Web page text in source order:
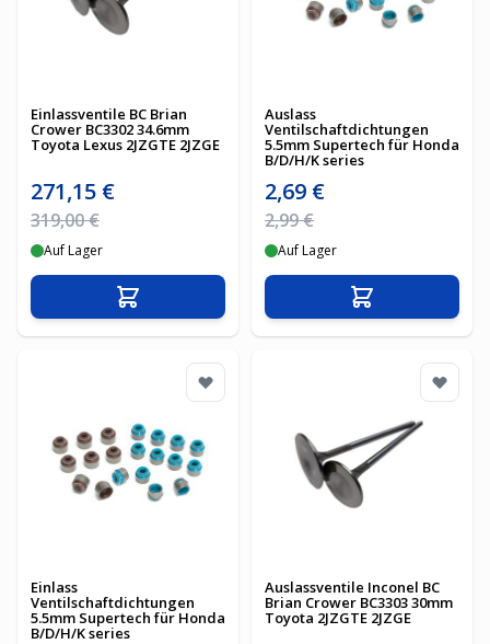
Einlassventile BC Brian
Crower BC3302 34.6mm
Toyota Lexus 2JZGTE 2JZGE
Sonderpreis
271,15 €
Regulärer Preis
319,00 €
Auf Lager
In den Warenkorb
Auslass
Ventilschaftdichtungen
5.5mm Supertech für Honda
B/D/H/K series
Sonderpreis
2,69 €
Regulärer Preis
2,99 €
Auf Lager
In den
Einlass
Ventilschaftdichtungen
5.5mm Supertech für Honda
B/D/H/K series
Auslassventile Inconel BC
Brian Crower BC3303 30mm
Toyota 2JZGTE 2JZGE